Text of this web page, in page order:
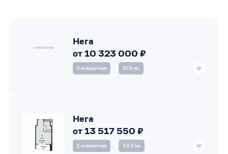
Нега
от 10 323 000 ₽
1‑комнатная 27.9 м2
Нега
от 13 517 550 ₽
1‑комнатная 32.3 м2